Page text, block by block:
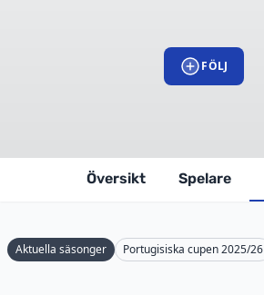
FÖLJ
Översikt Spelare
Aktuella säsonger Portugisiska cupen 2025/26